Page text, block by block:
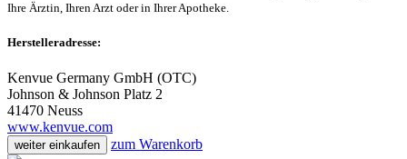
Ihre Ärztin, Ihren Arzt oder in Ihrer Apotheke.
Herstelleradresse:
Kenvue Germany GmbH (OTC)
Johnson & Johnson Platz 2
41470 Neuss
www.kenvue.com
weiter einkaufen zum Warenkorb